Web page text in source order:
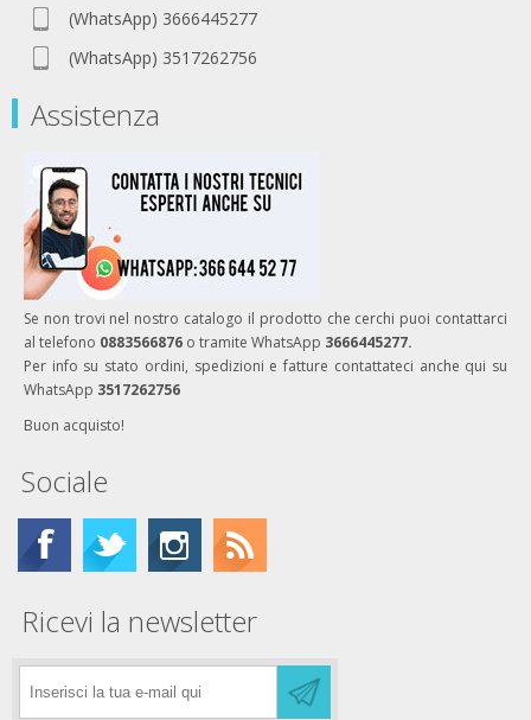
(WhatsApp) 3666445277
(WhatsApp) 3517262756
Assistenza
Se non trovi nel nostro catalogo il prodotto che cerchi puoi contattarci
al telefono 0883566876 o tramite WhatsApp 3666445277.
Per info su stato ordini, spedizioni e fatture contattateci anche qui su
WhatsApp 3517262756
Buon acquisto!
Sociale
Ricevi la newsletter